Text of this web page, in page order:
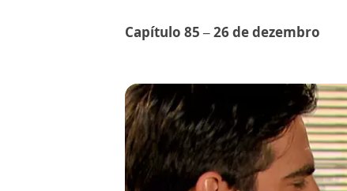
Capítulo 85 – 26 de dezembro